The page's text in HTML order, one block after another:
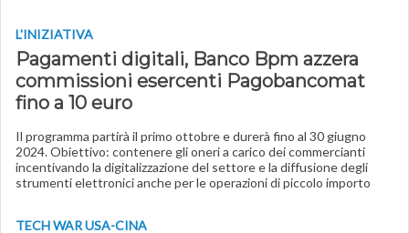
L'INIZIATIVA
Pagamenti digitali, Banco Bpm azzera
commissioni esercenti Pagobancomat
fino a 10 euro
Il programma partirà il primo ottobre e durerà fino al 30 giugno
2024. Obiettivo: contenere gli oneri a carico dei commercianti
incentivando la digitalizzazione del settore e la diffusione degli
strumenti elettronici anche per le operazioni di piccolo importo
TECH WAR USA-CINA